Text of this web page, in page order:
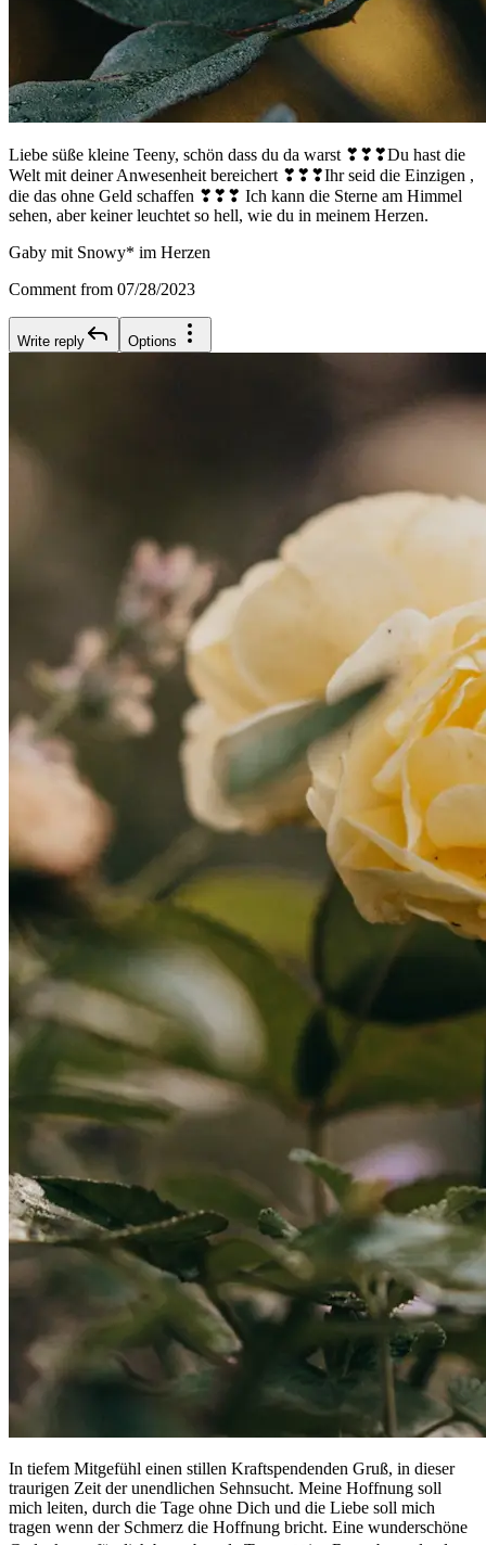
Liebe süße kleine Teeny, schön dass du da warst ❣❣❣Du hast die
Welt mit deiner Anwesenheit bereichert ❣❣❣Ihr seid die Einzigen ,
die das ohne Geld schaffen ❣❣❣ Ich kann die Sterne am Himmel
sehen, aber keiner leuchtet so hell, wie du in meinem Herzen.
Gaby mit Snowy* im Herzen
Comment from 07/28/2023
Write reply Options
In tiefem Mitgefühl einen stillen Kraftspendenden Gruß, in dieser
traurigen Zeit der unendlichen Sehnsucht. Meine Hoffnung soll
mich leiten, durch die Tage ohne Dich und die Liebe soll mich
tragen wenn der Schmerz die Hoffnung bricht. Eine wunderschöne